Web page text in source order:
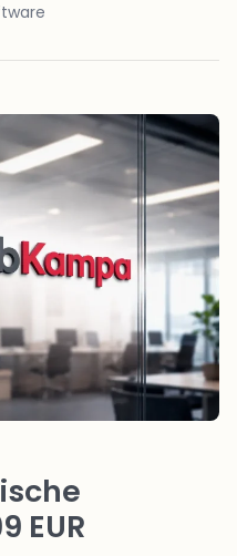
EUR